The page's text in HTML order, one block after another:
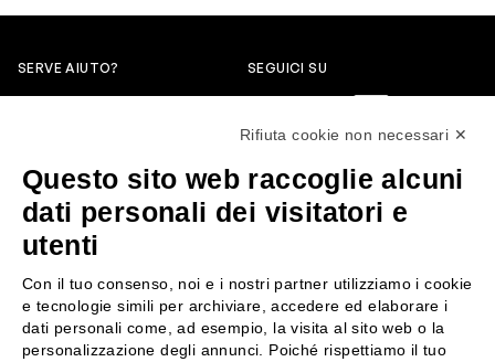
SERVE AIUTO?
servizioclienti@rossiprofumi.it
SEGUICI SU
SERVIZIO CLIENTI
Resi e rimborsi
Pagamenti
Spedizione
Chi siamo
Contattaci
Negozi
Rifiuta cookie non necessari ✕
Questo sito web raccoglie alcuni
dati personali dei visitatori e
utenti
Con il tuo consenso, noi e i nostri partner utilizziamo i cookie
e tecnologie simili per archiviare, accedere ed elaborare i
dati personali come, ad esempio, la visita al sito web o la
personalizzazione degli annunci. Poiché rispettiamo il tuo